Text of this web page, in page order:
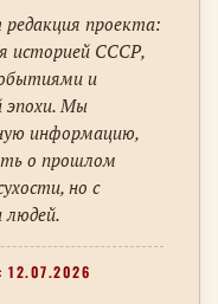
проекта:
историей СССР,
и
эпохи. Мы
информацию,
о прошлом
но с
12.07.2026